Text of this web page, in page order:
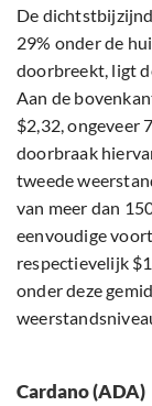
De
29% onder de
doorbreekt, ligt
Aan de
$2,32, ongeveer
doorbraak
tweede
van meer dan
eenvoudige
respectievelijk
onder deze
Cardano (ADA)